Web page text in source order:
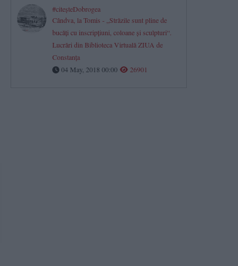
#citeşteDobrogea
Cândva, la Tomis - „Străzile sunt pline de
bucăţi cu inscripţiuni, coloane şi sculpturi“.
Lucrări din Biblioteca Virtuală ZIUA de
Constanţa
04 May, 2018 00:00
26901